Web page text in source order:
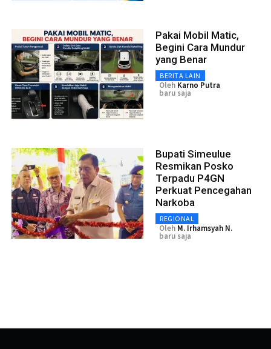
Pakai Mobil Matic,
Begini Cara Mundur
yang Benar
BERITA LAIN
Oleh Karno Putra
baru saja
Bupati Simeulue
Resmikan Posko
Terpadu P4GN
Perkuat Pencegahan
Narkoba
REGIONAL
Oleh M. Irhamsyah N.
baru saja